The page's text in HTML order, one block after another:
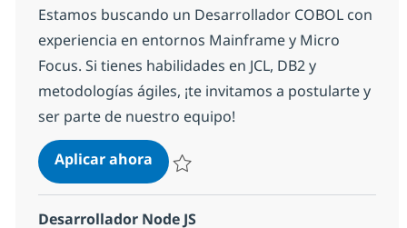
Estamos buscando un Desarrollador COBOL con
experiencia en entornos Mainframe y Micro
Focus. Si tienes habilidades en JCL, DB2 y
metodologías ágiles, ¡te invitamos a postularte y
ser parte de nuestro equipo!
Aplicar ahoraDesarrollador COBOL
Desarrollador Node JS